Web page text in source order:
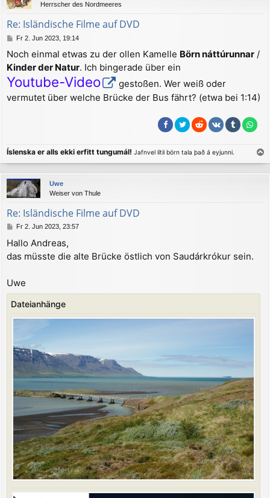
Herrscher des Nordmeeres
Re: Isländische Filme auf DVD
B
i
t
r
a
g
Fr 2. Jun 2023, 19:14
Noch einmal etwas zu der ollen Kamelle Börn náttúrunnar /
Kinder der Natur. Ich bingerade über ein
Youtube-Video
gestoßen. Wer weiß oder
vermutet über welche Brücke der Bus fährt? (etwa bei 1:14)
Íslenska er alls ekki erfitt tungumál! Jafnvel lítil börn tala það á eyjunni.
a
c
Uwe
Weiser von Thule
Re: Isländische Filme auf DVD
B
i
t
g
Fr 2. Jun 2023, 23:57
Hallo Andreas,
das müsste die alte Brücke östlich von Saudárkrókur sein.
Uwe
Dateianhänge